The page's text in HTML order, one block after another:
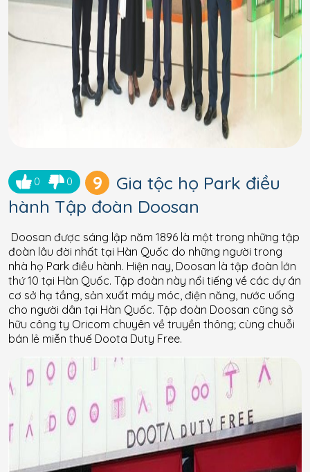
0 0 9
Gia tộc họ Park điều
hành Tập đoàn Doosan
Doosan được sáng lập năm 1896 là một trong những tập
đoàn lâu đời nhất tại Hàn Quốc do những người trong
nhà họ Park điều hành. Hiện nay, Doosan là tập đoàn lớn
thứ 10 tại Hàn Quốc. Tập đoàn này nổi tiếng về các dự án
cơ sở hạ tầng, sản xuất máy móc, điện năng, nước uống
cho người dân tại Hàn Quốc. Tập đoàn Doosan cũng sở
hữu công ty Oricom chuyên về truyền thông; cùng chuỗi
bán lẻ miễn thuế Doota Duty Free.